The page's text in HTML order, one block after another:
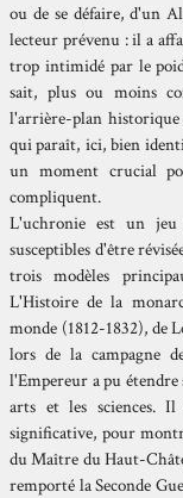
ou de se défaire, d'un
lecteur prévenu : il a
trop intimidé par le
sait, plus ou moins
l'arrière-plan
qui paraît, ici, bien
un moment crucial
compliquent.
L'uchronie est un
susceptibles d'être
trois modèles
L'Histoire de la
monde (1812-1832), de
lors de la campagne
l'Empereur a pu
arts et les sciences.
significative, pour
du Maître du Haut-
remporté la Seconde